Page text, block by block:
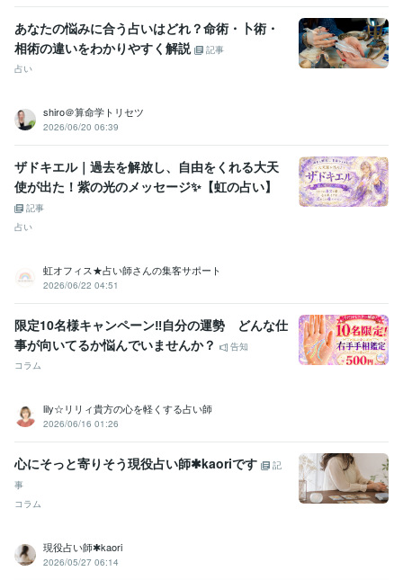
あなたの悩みに合う占いはどれ？命術・卜術・
相術の違いをわかりやすく解説
記事
占い
shiro＠算命学トリセツ
2026/06/20 06:39
ザドキエル｜過去を解放し、自由をくれる大天
使が出た！紫の光のメッセージ✨【虹の占い】
記事
占い
虹オフィス★占い師さんの集客サポート
2026/06/22 04:51
限定10名様キャンペーン‼自分の運勢 どんな仕
事が向いてるか悩んでいませんか？
告知
コラム
lily☆リリィ貴方の心を軽くする占い師
2026/06/16 01:26
心にそっと寄りそう現役占い師✱kaoriです
記
事
コラム
現役占い師✱kaori
2026/05/27 06:14